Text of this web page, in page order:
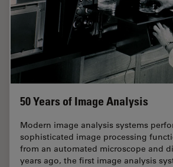
50 Years of Image Analysis
Modern image analysis systems
sophisticated image processing
from an automated microscope and
years ago, the first image analysis